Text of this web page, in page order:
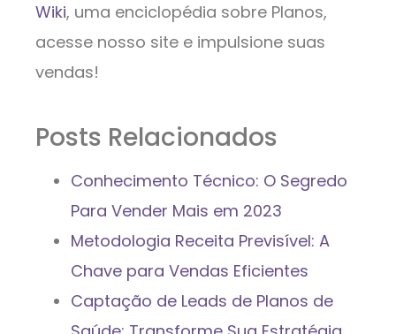
Wiki, uma enciclopédia sobre Planos,
acesse nosso site e impulsione suas
vendas!
Posts Relacionados
Conhecimento Técnico: O Segredo
Para Vender Mais em 2023
Metodologia Receita Previsível: A
Chave para Vendas Eficientes
Captação de Leads de Planos de